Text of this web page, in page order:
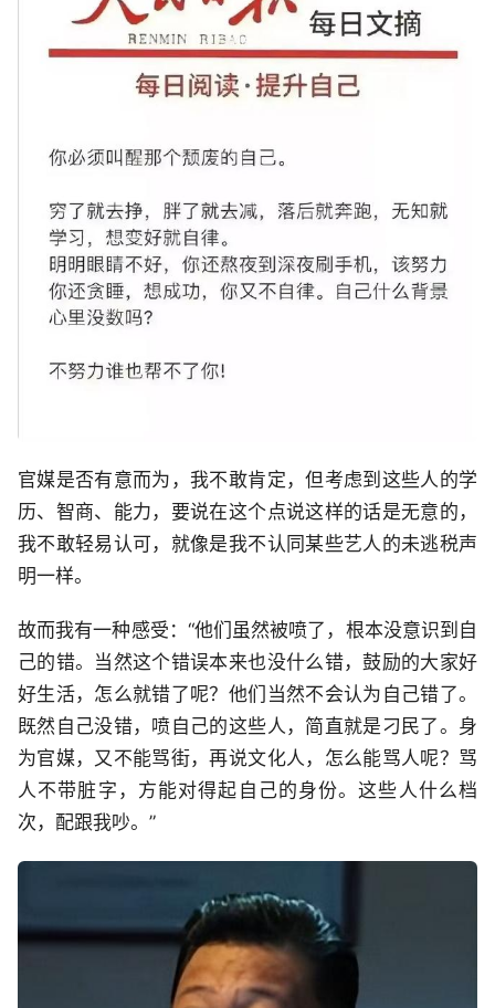
官媒是否有意而为，我不敢肯定，但考虑到这些人的学
历、智商、能力，要说在这个点说这样的话是无意的，
我不敢轻易认可，就像是我不认同某些艺人的未逃税声
明一样。
故而我有一种感受：“他们虽然被喷了，根本没意识到自
己的错。当然这个错误本来也没什么错，鼓励的大家好
好生活，怎么就错了呢？他们当然不会认为自己错了。
既然自己没错，喷自己的这些人，简直就是刁民了。身
为官媒，又不能骂街，再说文化人，怎么能骂人呢？骂
人不带脏字，方能对得起自己的身份。这些人什么档
次，配跟我吵。”